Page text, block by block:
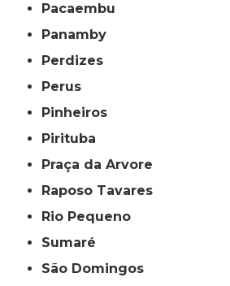
Pacaembu
Panamby
Perdizes
Perus
Pinheiros
Pirituba
Praça da Arvore
Raposo Tavares
Rio Pequeno
Sumaré
São Domingos